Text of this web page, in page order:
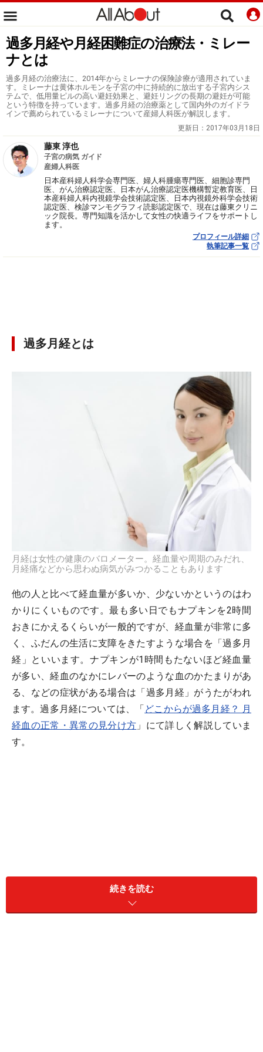
過多月経や月経困難症の治療法・ミレー
ナとは
過多月経の治療法に、2014年からミレーナの保険診療が適用されていま
す。ミレーナは黄体ホルモンを子宮の中に持続的に放出する子宮内シス
テムで、低用量ピルの高い避妊効果と、避妊リングの長期の避妊が可能
という特徴を持っています。過多月経の治療薬として国内外のガイドラ
インで薦められているミレーナについて産婦人科医が解説します。
更新日： 2017年03月18日
藤東 淳也
子宮の病気 ガイド
産婦人科医
日本産科婦人科学会専門医、婦人科腫瘍専門医、細胞診専門
医、がん治療認定医、日本がん治療認定医機構暫定教育医、日
本産科婦人科内視鏡学会技術認定医、日本内視鏡外科学会技術
認定医、検診マンモグラフィ読影認定医で、現在は藤東クリニ
ック院長。専門知識を活かして女性の快適ライフをサポートし
ます。
プロフィール詳細
執筆記事一覧
過多月経とは
月経は女性の健康のバロメーター。経血量や周期のみだれ、
月経痛などから思わぬ病気がみつかることもあります
他の人と比べて経血量が多いか、少ないかというのはわ
かりにくいものです。最も多い日でもナプキンを2時間
おきにかえるくらいが一般的ですが、経血量が非常に多
く、ふだんの生活に支障をきたすような場合を「過多月
経」といいます。ナプキンが1時間もたないほど経血量
が多い、経血のなかにレバーのような血のかたまりがあ
る、などの症状がある場合は「過多月経」がうたがわれ
ます。過多月経については、「どこからが過多月経？ 月
経血の正常・異常の見分け方 」にて詳しく解説していま
す。
続きを読む